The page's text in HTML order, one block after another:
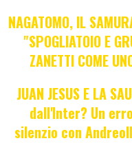
NAGATOMO, IL
"SPOGLIATOIO E
ZANETTI COME
JUAN JESUS E LA
dall'Inter? Un
silenzio con